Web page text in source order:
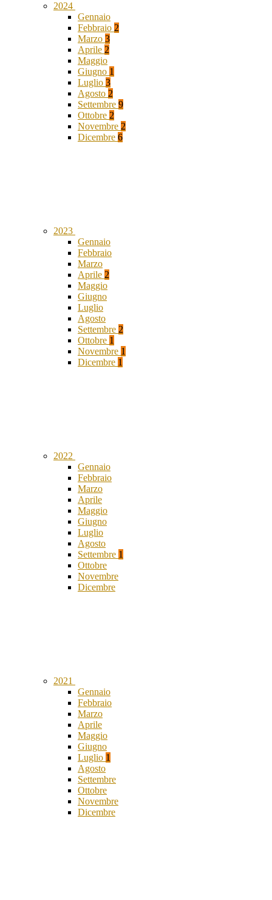
2024
Gennaio
Febbraio 2
Marzo 3
Aprile 2
Maggio
Giugno 1
Luglio 3
Agosto 2
Settembre 9
Ottobre 2
Novembre 2
Dicembre 6
2023
Gennaio
Febbraio
Marzo
Aprile 2
Maggio
Giugno
Luglio
Agosto
Settembre 2
Ottobre 1
Novembre 1
Dicembre 1
2022
Gennaio
Febbraio
Marzo
Aprile
Maggio
Giugno
Luglio
Agosto
Settembre 1
Ottobre
Novembre
Dicembre
2021
Gennaio
Febbraio
Marzo
Aprile
Maggio
Giugno
Luglio 1
Agosto
Settembre
Ottobre
Novembre
Dicembre